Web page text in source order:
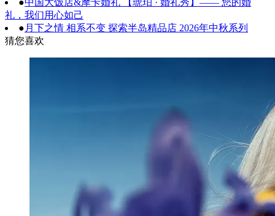
礼，我们用心如己
● 月下之情 相系不变 探索半岛精品店 2026年中秋系列
猜您喜欢